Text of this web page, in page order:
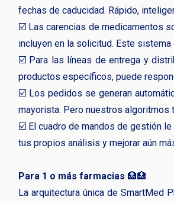
fechas de caducidad. Rápido,
☑️ Las carencias de medicamentos
incluyen en la solicitud. Este
☑️ Para las líneas de entrega y
productos específicos, puede
☑️ Los pedidos se generan
mayorista. Pero nuestros algoritmos
☑️ El cuadro de mandos de gestión
tus propios análisis y mejorar aún
Para 1 o más farmacias 🏥🏥.
La arquitectura única de SmartMed